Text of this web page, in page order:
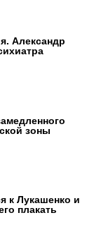
Александр
зоны
к Лукашенко и
плакать